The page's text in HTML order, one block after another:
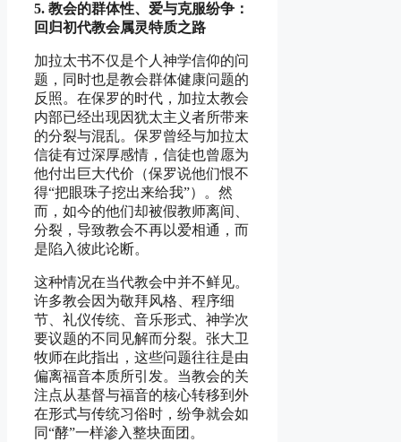
5. 教会的群体性、 爱与克服纷争 ：
回 归初代教会属灵特质之路
加拉太书不仅是个人神学信仰的问
题，同时也是教会群体健康问题的
反照。在保罗的时代，加拉太教会
内部已经出现因犹太主义者所带来
的分裂与混乱。保罗曾经与加拉太
信徒有过深厚感情，信徒也曾愿为
他付出巨大代价（保罗说他们恨不
得“把眼珠子挖出来给我”）。然
而，如今的他们却被假教师离间、
分裂，导致教会不再以爱相通，而
是陷入彼此论断。
这种情况在当代教会中并不鲜见。
许多教会因为敬拜风格、程序细
节、礼仪传统、音乐形式、神学次
要议题的不同见解而分裂。张大卫
牧师在此指出，这些问题往往是由
偏离福音本质所引发。当教会的关
注点从基督与福音的核心转移到外
在形式与传统习俗时，纷争就会如
同“酵”一样渗入整块面团。